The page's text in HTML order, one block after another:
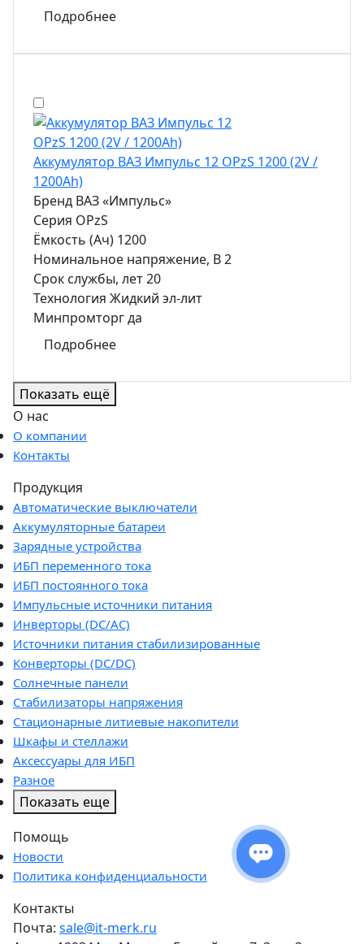
Подробнее
Аккумулятор ВАЗ Импульс 12 OPzS 1200 (2V /
1200Ah)
Бренд ВАЗ «Импульс»
Серия OPzS
Ёмкость (Ач) 1200
Номинальное напряжение, В2
Срок службы, лет20
Технология Жидкий эл-лит
Минпромторгда
Подробнее
Показать ещё
О нас
О компании
Контакты
Продукция
Автоматические выключатели
Аккумуляторные батареи
Зарядные устройства
ИБП переменного тока
ИБП постоянного тока
Импульсные источники питания
Инверторы (DC/AC)
Источники питания стабилизированные
Конверторы (DC/DC)
Солнечные панели
Стабилизаторы напряжения
Стационарные литиевые накопители
Шкафы и стеллажи
Аксессуары для ИБП
Разное
Показать еще
Помощь
Новости
Политика конфиденциальности
Контакты
Почта: sale@it-merk.ru